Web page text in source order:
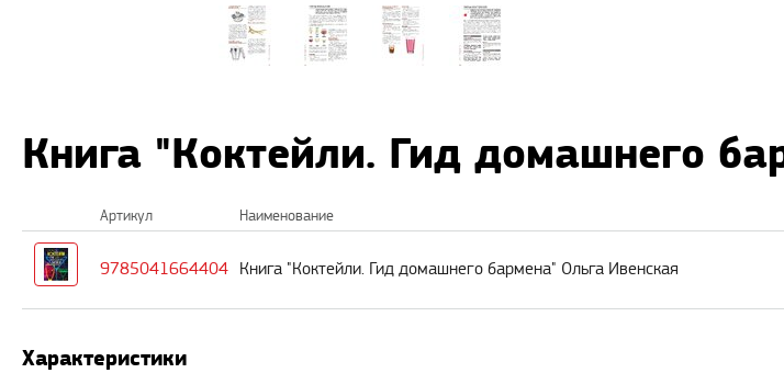
Книга "Коктейли. Гид домашнего
Артикул Наименование
9785041664404 Книга "Коктейли. Гид домашнего бармена" Ольга Ивенская
Характеристики